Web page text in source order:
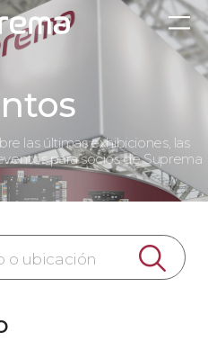
las últimas exhibiciones, las
para socios de Suprema